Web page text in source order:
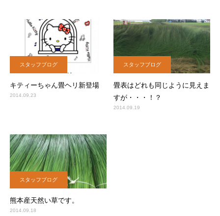
スタッフブログ
キティーちゃん畳ヘリ新登場
2014.09.23
スタッフブログ
畳表はどれも同じように見えま
すが・・・！？
2014.09.19
スタッフブログ
熊本産天然い草です。
2014.09.18